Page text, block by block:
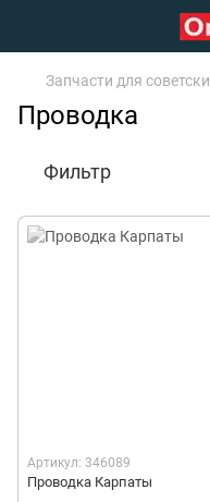
Запчасти для
Проводка
Фильтр
Артикул: 346089
Проводка Карпаты